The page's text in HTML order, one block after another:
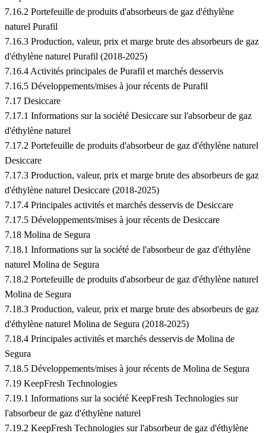
7.16.2 Portefeuille de produits d'absorbeurs de gaz d'éthylène
naturel Purafil
7.16.3 Production, valeur, prix et marge brute des absorbeurs de gaz
d'éthylène naturel Purafil (2018-2025)
7.16.4 Activités principales de Purafil et marchés desservis
7.16.5 Développements/mises à jour récents de Purafil
7.17 Desiccare
7.17.1 Informations sur la société Desiccare sur l'absorbeur de gaz
d'éthylène naturel
7.17.2 Portefeuille de produits d'absorbeur de gaz d'éthylène naturel
Desiccare
7.17.3 Production, valeur, prix et marge brute des absorbeurs de gaz
d'éthylène naturel Desiccare (2018-2025)
7.17.4 Principales activités et marchés desservis de Desiccare
7.17.5 Développements/mises à jour récents de Desiccare
7.18 Molina de Segura
7.18.1 Informations sur la société de l'absorbeur de gaz d'éthylène
naturel Molina de Segura
7.18.2 Portefeuille de produits d'absorbeur de gaz d'éthylène naturel
Molina de Segura
7.18.3 Production, valeur, prix et marge brute des absorbeurs de gaz
d'éthylène naturel Molina de Segura (2018-2025)
7.18.4 Principales activités et marchés desservis de Molina de
Segura
7.18.5 Développements/mises à jour récents de Molina de Segura
7.19 KeepFresh Technologies
7.19.1 Informations sur la société KeepFresh Technologies sur
l'absorbeur de gaz d'éthylène naturel
7.19.2 KeepFresh Technologies sur l'absorbeur de gaz d'éthylène